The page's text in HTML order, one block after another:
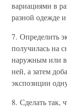
вариациями в
разной одежде
7. Определить
получилась на
наружным или
ней, а затем
экспозиции
8. Сделать так,